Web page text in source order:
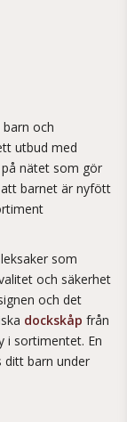
och
utbud med
nätet som gör
barnet är nyfött
som
och säkerhet
och det
dockskåp från
i sortimentet. En
ditt barn under